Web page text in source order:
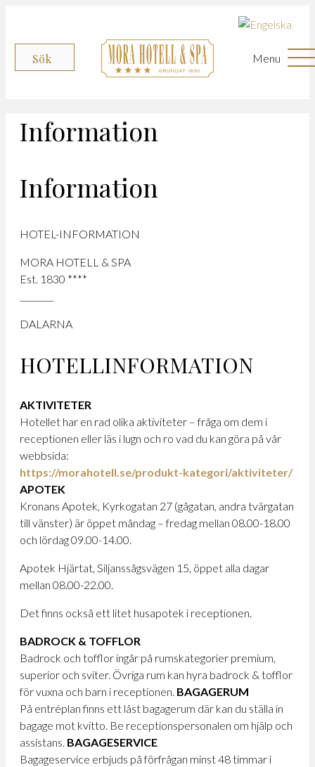
Sök Menu
Information
Information
HOTEL-INFORMATION
MORA HOTELL & SPA
Est. 1830 ****
DALARNA
HOTELLINFORMATION
AKTIVITETER
Hotellet har en rad olika aktiviteter – fråga om dem i
receptionen eller läs i lugn och ro vad du kan göra på vår
webbsida:
https://morahotell.se/produkt-kategori/aktiviteter/
APOTEK
Kronans Apotek, Kyrkogatan 27 (gågatan, andra tvärgatan
till vänster) är öppet måndag – fredag mellan 08.00-18.00
och lördag 09.00-14.00.
Apotek Hjärtat, Siljanssågsvägen 15, öppet alla dagar
mellan 08.00-22.00.
Det finns också ett litet husapotek i receptionen.
BADROCK & TOFFLOR
Badrock och tofflor ingår på rumskategorier premium,
superior och sviter. Övriga rum kan hyra badrock & tofflor
för vuxna och barn i receptionen. BAGAGERUM
På entréplan finns ett låst bagagerum där kan du ställa in
bagage mot kvitto. Be receptionspersonalen om hjälp och
assistans. BAGAGESERVICE
Bagageservice erbjuds på förfrågan minst 48 timmar i